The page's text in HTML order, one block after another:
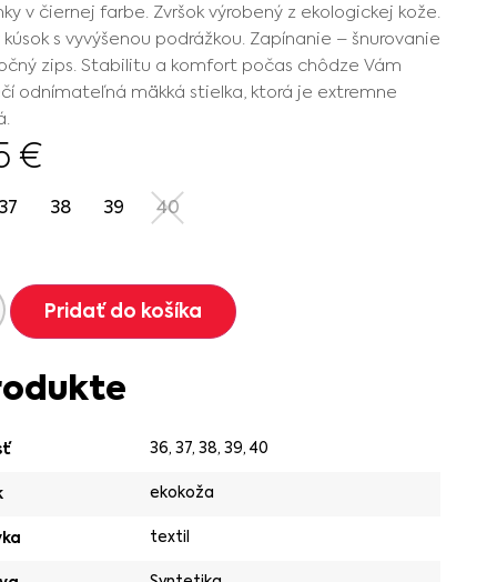
v čiernej farbe. Zvršok výrobený z ekologickej kože.
s vyvýšenou podrážkou. Zapínanie – šnurovanie
zips. Stabilitu a komfort počas chôdze Vám
odnímateľná mäkká stielka, ktorá je extremne
€
37 38 39 40
Pridať do košíka
36,37,38,39,40
ekokoža
textil